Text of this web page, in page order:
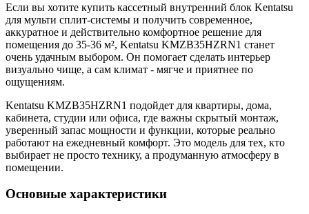
Если вы хотите купить кассетный внутренний блок Kentatsu
для мульти сплит-системы и получить современное,
аккуратное и действительно комфортное решение для
помещения до 35-36 м², Kentatsu KMZB35HZRN1 станет
очень удачным выбором. Он помогает сделать интерьер
визуально чище, а сам климат - мягче и приятнее по
ощущениям.
Kentatsu KMZB35HZRN1 подойдет для квартиры, дома,
кабинета, студии или офиса, где важны скрытый монтаж,
уверенный запас мощности и функции, которые реально
работают на ежедневный комфорт. Это модель для тех, кто
выбирает не просто технику, а продуманную атмосферу в
помещении.
Основные характеристики